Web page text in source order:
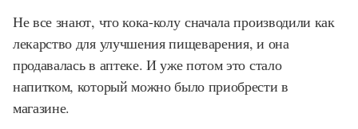
Не все знают, что кока-колу сначала производили как
лекарство для улучшения пищеварения, и она
продавалась в аптеке. И уже потом это стало
напитком, который можно было приобрести в
магазине.